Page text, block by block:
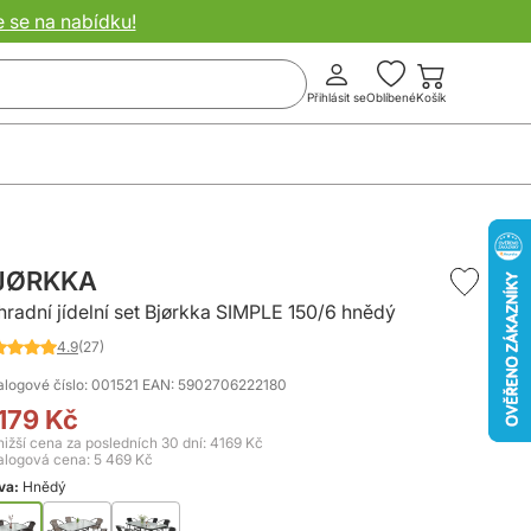
se na nabídku!
Přihlásit seOblíbenéKošík
jídelní set Bjørkka SIMPLE 150/6 hnědý
4.9(27)
číslo: 001521 EAN: 5902706222180
Kč
cena za posledních 30 dní: 4169 Kč
cena: 5 469 Kč
Hnědý